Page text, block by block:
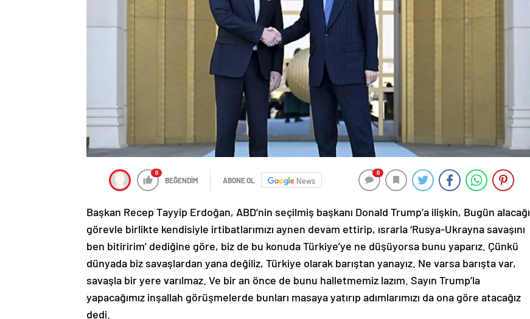
0
BEĞENDİM ABONE OL News
0
Başkan Recep Tayyip Erdoğan, ABD’nin seçilmiş başkanı Donald Trump’a ilişkin, Bugün alacağı
görevle birlikte kendisiyle irtibatlarımızı aynen devam ettirip, ısrarla ‘Rusya-Ukrayna savaşını
ben bitiririm’ dediğine göre, biz de bu konuda Türkiye’ye ne düşüyorsa bunu yaparız. Çünkü
dünyada biz savaşlardan yana değiliz, Türkiye olarak barıştan yanayız. Ne varsa barışta var,
savaşla bir yere varılmaz. Ve bir an önce de bunu halletmemiz lazım. Sayın Trump’la
yapacağımız inşallah görüşmelerde bunları masaya yatırıp adımlarımızı da ona göre atacağız
dedi.